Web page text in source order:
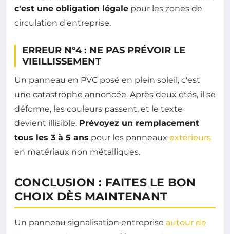
c'est une obligation légale pour les zones de
circulation d'entreprise.
ERREUR N°4 : NE PAS PRÉVOIR LE
VIEILLISSEMENT
Un panneau en PVC posé en plein soleil, c'est
une catastrophe annoncée. Après deux étés, il se
déforme, les couleurs passent, et le texte
devient illisible. Prévoyez un remplacement
tous les 3 à 5 ans pour les panneaux extérieurs
en matériaux non métalliques.
CONCLUSION : FAITES LE BON
CHOIX DÈS MAINTENANT
Un panneau signalisation entreprise autour de